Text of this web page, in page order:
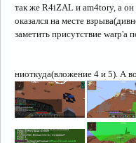
так же R4iZAL и am4tory, а он
оказался на месте
заметить присутствие warp'а
ниоткуда(вложение 4 и 5). А